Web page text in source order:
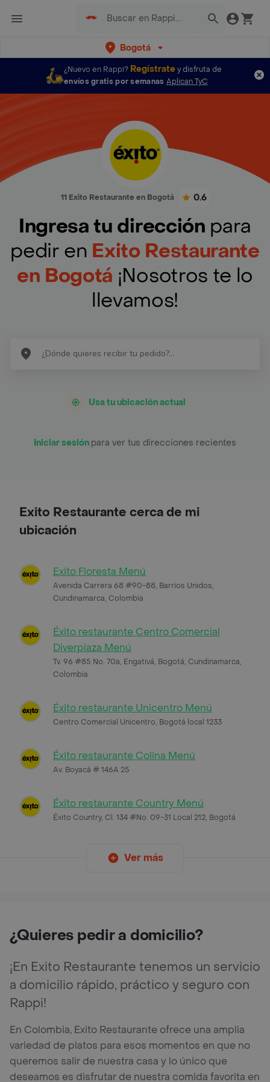
Bogotá
¿Nuevo en Rappi? Regístratey disfruta de
envíos gratis por semanas Aplican TyC
11 Exito Restaurante en Bogotá 0.6
Ingresa tu dirección para
pedir en Exito Restaurante
en Bogotá ¡Nosotros te lo
llevamos!
Usa tu ubicación actual
Iniciar sesión para ver tus direcciones recientes
Exito Restaurante cerca de mi
ubicación
Exito Floresta Menú
Avenida Carrera 68 #90-88, Barrios Unidos,
Cundinamarca, Colombia
Éxito restaurante Centro Comercial
Diverplaza Menú
Tv. 96 #85 No. 70a, Engativá, Bogotá, Cundinamarca,
Colombia
Éxito restaurante Unicentro Menú
Centro Comercial Unicentro, Bogotá local 1233
Éxito restaurante Colina Menú
Av. Boyacá # 146A 25
Éxito restaurante Country Menú
Éxito Country, Cl. 134 #No. 09-31 Local 212, Bogotá
Ver más
¿Quieres pedir a domicilio?
¡En Exito Restaurante tenemos un servicio
a domicilio rápido, práctico y seguro con
Rappi!
En Colombia, Exito Restaurante ofrece una amplia
variedad de platos para esos momentos en que no
queremos salir de nuestra casa y lo único que
deseamos es disfrutar de nuestra comida favorita en